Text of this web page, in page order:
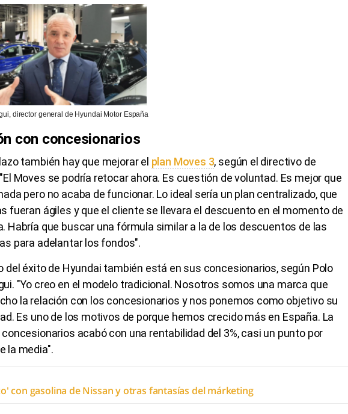
director general de Hyundai Motor España
con concesionarios
también hay que mejorar el plan Moves 3, según el directivo de
Moves se podría retocar ahora. Es cuestión de voluntad. Es mejor que
pero no acaba de funcionar. Lo ideal sería un plan centralizado, que
fueran ágiles y que el cliente se llevara el descuento en el momento de
Habría que buscar una fórmula similar a la de los descuentos de las
para adelantar los fondos".
del éxito de Hyundai también está en sus concesionarios, según Polo
"Yo creo en el modelo tradicional. Nosotros somos una marca que
la relación con los concesionarios y nos ponemos como objetivo su
Es uno de los motivos de porque hemos crecido más en España. La
concesionarios acabó con una rentabilidad del 3%, casi un punto por
la media".
con gasolina de Nissan y otras fantasías del márketing